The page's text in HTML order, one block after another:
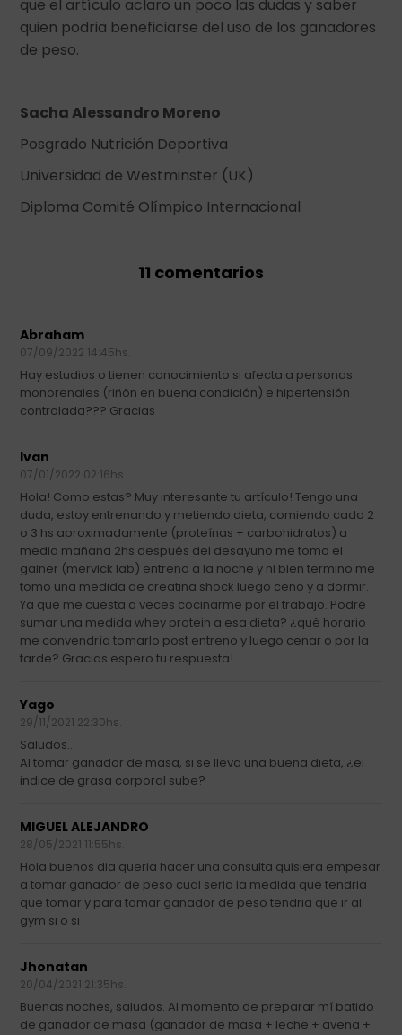
que el artículo aclaro un poco las dudas y saber
quien podria beneficiarse del uso de los ganadores
de peso.
Sacha Alessandro Moreno
Posgrado Nutrición Deportiva
Universidad de Westminster (UK)
Diploma Comité Olímpico Internacional
11 comentarios
Abraham
07/09/2022 14:45hs.
Hay estudios o tienen conocimiento si afecta a personas
monorenales (riñón en buena condición) e hipertensión
controlada??? Gracias
Ivan
07/01/2022 02:16hs.
Hola! Como estas? Muy interesante tu artículo! Tengo una
duda, estoy entrenando y metiendo dieta, comiendo cada 2
o 3 hs aproximadamente (proteínas + carbohidratos) a
media mañana 2hs después del desayuno me tomo el
gainer (mervick lab) entreno a la noche y ni bien termino me
tomo una medida de creatina shock luego ceno y a dormir.
Ya que me cuesta a veces cocinarme por el trabajo. Podré
sumar una medida whey protein a esa dieta? ¿qué horario
me convendría tomarlo post entreno y luego cenar o por la
tarde? Gracias espero tu respuesta!
Yago
29/11/2021 22:30hs.
Saludos...
Al tomar ganador de masa, si se lleva una buena dieta, ¿el
indice de grasa corporal sube?
MIGUEL ALEJANDRO
28/05/2021 11:55hs.
Hola buenos dia queria hacer una consulta quisiera empesar
a tomar ganador de peso cual seria la medida que tendria
que tomar y para tomar ganador de peso tendria que ir al
gym si o si
Jhonatan
20/04/2021 21:35hs.
Buenas noches, saludos. Al momento de preparar mí batido
de ganador de masa (ganador de masa + leche + avena +